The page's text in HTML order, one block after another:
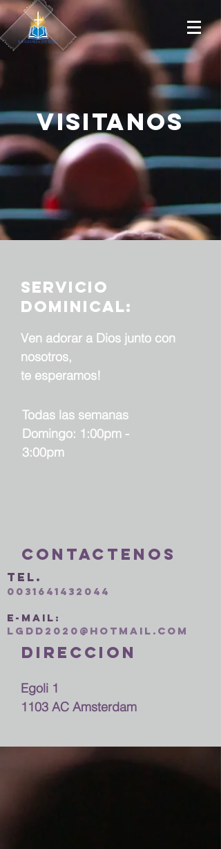
Visitanos
servicio
dominical:
Ven adorar a Dios junto con
nosotros,
te esperamos!
Todas las semanas
Domingo: 1:00pm -
3:00pm
Contactenos
Tel.
0031641432044
E-mail:
lgdd2020@hotmail.com
direccion
Egoli 1
1103 AC Amsterdam